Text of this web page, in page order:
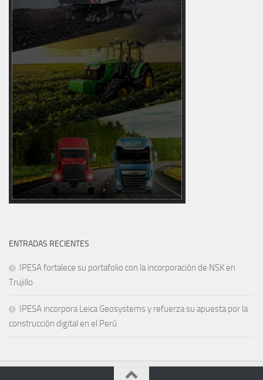
ENTRADAS RECIENTES
IPESA fortalece su portafolio con la incorporación de NSK en
Trujillo
IPESA incorpora Leica Geosystems y refuerza su apuesta por la
construcción digital en el Perú